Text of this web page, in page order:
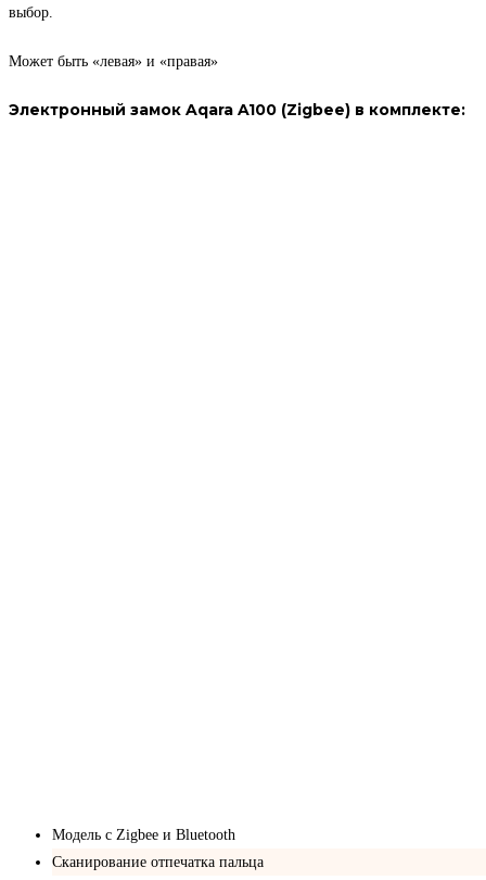
выбор.
Может быть «левая» и «правая»
Электронный замок Aqara A100 (Zigbee) в комплекте:
Модель с Zigbee и Bluetooth
Сканирование отпечатка пальца